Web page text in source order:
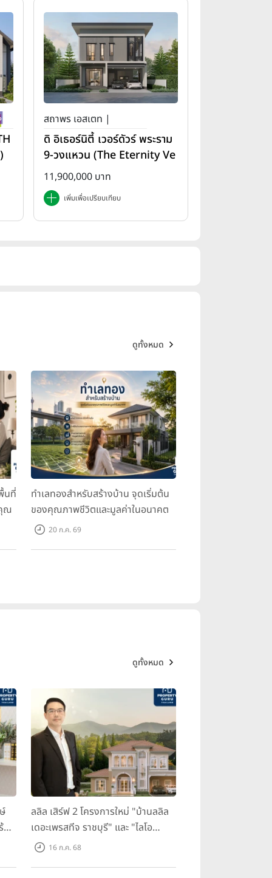
สถาพร เอสเตท |
ดิ อิเธอร์นิตี้ เวอร์ดัวร์ พระราม
9-วงแหวน (The Eternity Ve
rdure Rama 9-Wongwae
n)
11,900,000 บาท
เพิ่มเพื่อเปรียบเทียบ
ดูทั้งหมด
นที่
ณ
ทำเลทองสำหรับสร้างบ้าน จุดเริ่มต้น
ของคุณภาพชีวิตและมูลค่าในอนาคต
20 ก.ค. 69
ดูทั้งหมด
ม
ลลิล เสิร์ฟ 2 โครงการใหม่ "บ้านลลิล
เดอะเพรสทีจ ราชบุรี" และ "ไลโอ
ราชบุรี" บ้าน และทาวน์โฮมสไตล์
16 ก.ค. 68